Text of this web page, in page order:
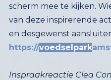
en desgewenst
https://voedselpark
Inspraakreactie Clea